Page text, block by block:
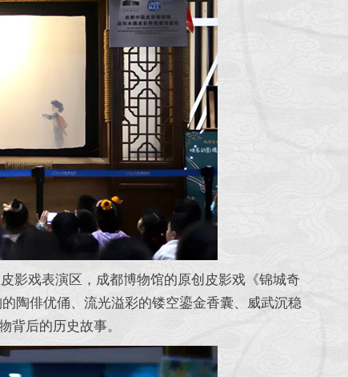
戏表演区，成都博物馆的原创皮影戏《锦城奇
陶俳优俑、流光溢彩的镂空鎏金香囊、威武沉稳
背后的历史故事。